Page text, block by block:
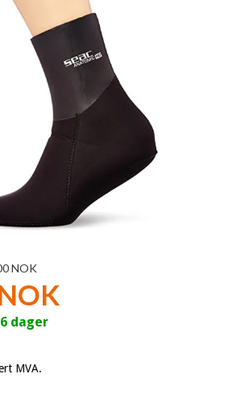
NOK
dager
MVA.